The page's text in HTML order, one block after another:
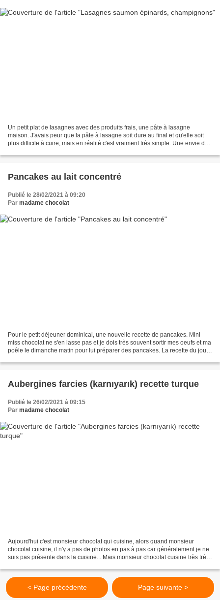
Un petit plat de lasagnes avec des produits frais, une pâte à lasagne
maison. J'avais peur que la pâte à lasagne soit dure au final et qu'elle soit
plus difficile à cuire, mais en réalité c'est vraiment très simple. Une envie de
Pancakes au lait concentré
Publié le 28/02/2021 à 09:20
Par madame chocolat
Pour le petit déjeuner dominical, une nouvelle recette de pancakes. Mini
miss chocolat ne s'en lasse pas et je dois très souvent sortir mes oeufs et ma
poêle le dimanche matin pour lui préparer des pancakes. La recette du jour
Aubergines farcies (karnıyarık) recette turque
Publié le 26/02/2021 à 09:15
Par madame chocolat
Aujourd'hui c'est monsieur chocolat qui cuisine, alors quand monsieur
chocolat cuisine, il n'y a pas de photos en pas à pas car généralement je ne
suis pas présente dans la cuisine... Mais monsieur chocolat cuisine très très
< Page précédente Page suivante >